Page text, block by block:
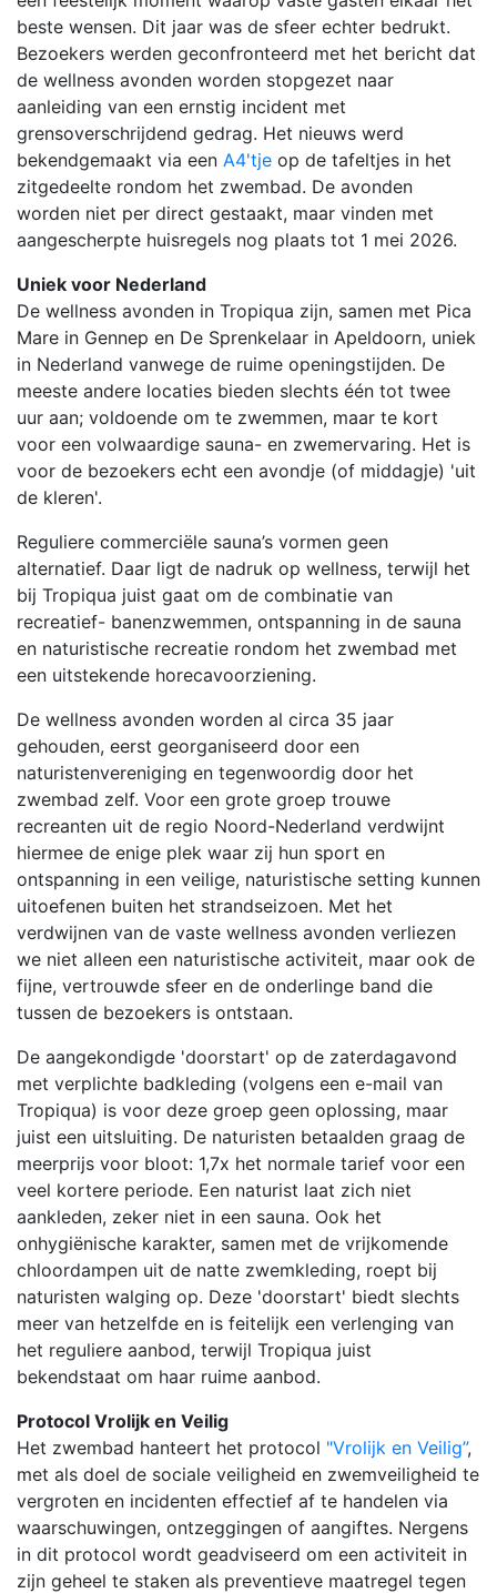
beste wensen. Dit jaar was de sfeer echter bedrukt.
Bezoekers werden geconfronteerd met het bericht dat
de wellness avonden worden stopgezet naar
aanleiding van een ernstig incident met
grensoverschrijdend gedrag. Het nieuws werd
bekendgemaakt via een A4'tje op de tafeltjes in het
zitgedeelte rondom het zwembad. De avonden
worden niet per direct gestaakt, maar vinden met
aangescherpte huisregels nog plaats tot 1 mei 2026.
Uniek voor Nederland
De wellness avonden in Tropiqua zijn, samen met Pica
Mare in Gennep en De Sprenkelaar in Apeldoorn, uniek
in Nederland vanwege de ruime openingstijden. De
meeste andere locaties bieden slechts één tot twee
uur aan; voldoende om te zwemmen, maar te kort
voor een volwaardige sauna- en zwemervaring. Het is
voor de bezoekers echt een avondje (of middagje) 'uit
de kleren'.
Reguliere commerciële sauna’s vormen geen
alternatief. Daar ligt de nadruk op wellness, terwijl het
bij Tropiqua juist gaat om de combinatie van
recreatief- banenzwemmen, ontspanning in de sauna
en naturistische recreatie rondom het zwembad met
een uitstekende horecavoorziening.
De wellness avonden worden al circa 35 jaar
gehouden, eerst georganiseerd door een
naturistenvereniging en tegenwoordig door het
zwembad zelf. Voor een grote groep trouwe
recreanten uit de regio Noord-Nederland verdwijnt
hiermee de enige plek waar zij hun sport en
ontspanning in een veilige, naturistische setting kunnen
uitoefenen buiten het strandseizoen. Met het
verdwijnen van de vaste wellness avonden verliezen
we niet alleen een naturistische activiteit, maar ook de
fijne, vertrouwde sfeer en de onderlinge band die
tussen de bezoekers is ontstaan.
De aangekondigde 'doorstart' op de zaterdagavond
met verplichte badkleding (volgens een e-mail van
Tropiqua) is voor deze groep geen oplossing, maar
juist een uitsluiting. De naturisten betaalden graag de
meerprijs voor bloot: 1,7x het normale tarief voor een
veel kortere periode. Een naturist laat zich niet
aankleden, zeker niet in een sauna. Ook het
onhygiënische karakter, samen met de vrijkomende
chloordampen uit de natte zwemkleding, roept bij
naturisten walging op. Deze 'doorstart' biedt slechts
meer van hetzelfde en is feitelijk een verlenging van
het reguliere aanbod, terwijl Tropiqua juist
bekendstaat om haar ruime aanbod.
Protocol Vrolijk en Veilig
Het zwembad hanteert het protocol "Vrolijk en Veilig”,
met als doel de sociale veiligheid en zwemveiligheid te
vergroten en incidenten effectief af te handelen via
waarschuwingen, ontzeggingen of aangiftes. Nergens
in dit protocol wordt geadviseerd om een activiteit in
zijn geheel te staken als preventieve maatregel tegen